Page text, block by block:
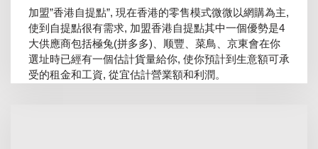
加盟”香港自提點”, 現在香港的零售模式微微以網購為主,
使到自提點很有需求, 加盟香港自提點其中一個優勢是4
大供應商包括極兔(拼多多)、顺豐、菜鳥、京東會在你
選址時已經有一個估計貨量給你, 使你預計到生意額可承
受的租金和工資, 從宜估計營業額和利潤。